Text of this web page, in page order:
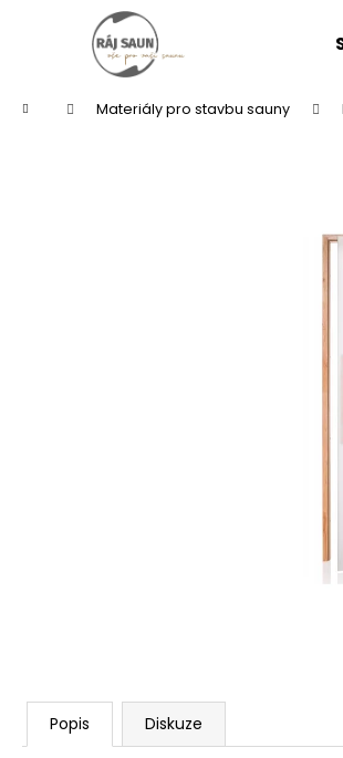
Domů Materiály pro stavbu sauny
Popis Diskuze
Zpět
obchodu
Zpět
obchodu